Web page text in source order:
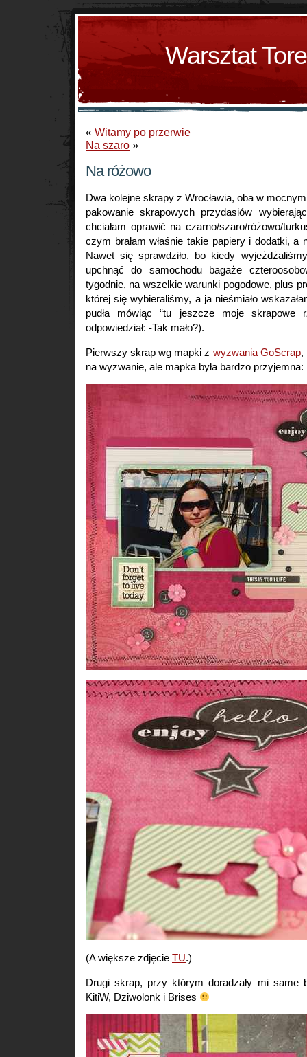
Warsztat
« Witamy po przerwie
Na szaro »
Na różowo
Dwa kolejne skrapy z Wrocławia, oba w mocnym
pakowanie skrapowych przydasiów
chciałam oprawić na czarno/szaro/różowo/
czym brałam właśnie takie papiery i dodatki, a
Nawet się sprawdziło, bo kiedy
upchnąć do samochodu bagaże
tygodnie, na wszelkie warunki pogodowe, plus
której się wybieraliśmy, a ja nieśmiało
pudła mówiąc “tu jeszcze moje
odpowiedział: -Tak mało?).
Pierwszy skrap wg mapki z wyzwania GoScrap,
na wyzwanie, ale mapka była bardzo przyjemna:
(A większe zdjęcie TU.)
Drugi skrap, przy którym doradzały mi same
KitiW, Dziwolonk i Brises